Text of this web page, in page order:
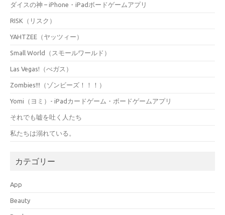
ダイスの神 – iPhone・iPadボードゲームアプリ
RISK（リスク）
YAHTZEE（ヤッツィー）
Small World（スモールワールド）
Las Vegas!（べガス）
Zombies!!!（ゾンビーズ！！！）
Yomi（ヨミ）- iPadカードゲーム・ボードゲームアプリ
それでも嘘を吐く人たち
私たちは溺れている。
カテゴリー
App
Beauty